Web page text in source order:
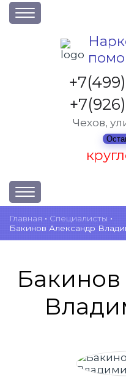
О клинике
Вакансии
Лицензии
Чехов,
Услуги и
Отзывы
Главная • Cпециалисты •
Бакинов Александр